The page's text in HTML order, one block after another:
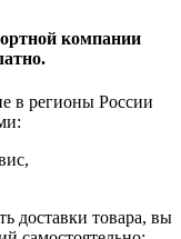
компании
в регионы России
доставки товара, вы